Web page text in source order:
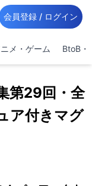
会員登録 / ログイン
メ・ゲーム BtoB・
第29回・全
ア付きマグ